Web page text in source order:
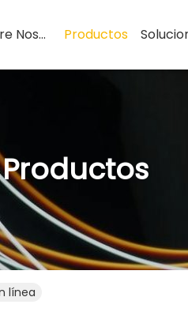
Sobre Nosotros Productos
Productos
línea